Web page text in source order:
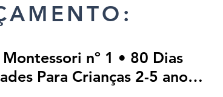
nº 1 • 80 Dias
Para Crianças 2-5 anos